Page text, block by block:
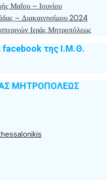
Μαΐου – Ιουνίου
– Διακαινησίμου 2024
Ιεράς Μητροπόλεως
facebook της Ι.Μ.Θ.
ΜΗΤΡΟΠΟΛΕΩΣ